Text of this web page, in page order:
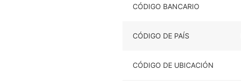
CÓDIGO BANCARIO
CÓDIGO DE PAÍS
CÓDIGO DE UBICACIÓN